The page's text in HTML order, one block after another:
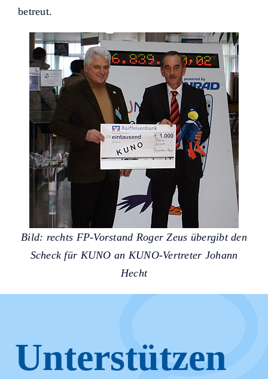
betreut.
Bild: rechts FP-Vorstand Roger Zeus übergibt den
Scheck für KUNO an KUNO-Vertreter Johann
Hecht
Unterstützen